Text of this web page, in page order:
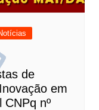
de
em
CNPq nº